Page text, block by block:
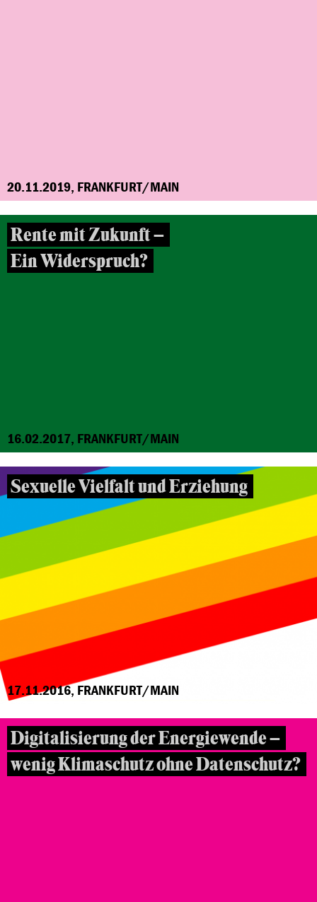
20.11.2019, FRANKFURT/MAIN
Rente mit Zukunft –
Ein Widerspruch?
16.02.2017, FRANKFURT/MAIN
Sexuelle Vielfalt und Erziehung
17.11.2016, FRANKFURT/MAIN
Digitalisierung der Energiewende –
wenig Klimaschutz ohne Datenschutz?